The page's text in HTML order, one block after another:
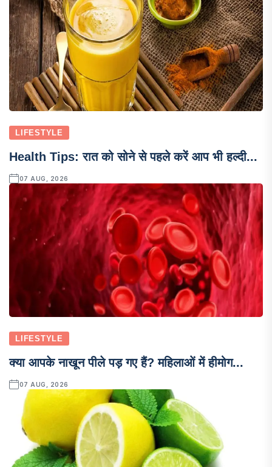
LIFESTYLE
Health Tips: रात को सोने से पहले करें आप भी हल्दी...
07 AUG, 2026
LIFESTYLE
क्या आपके नाखून पीले पड़ गए हैं? महिलाओं में हीमोग...
07 AUG, 2026